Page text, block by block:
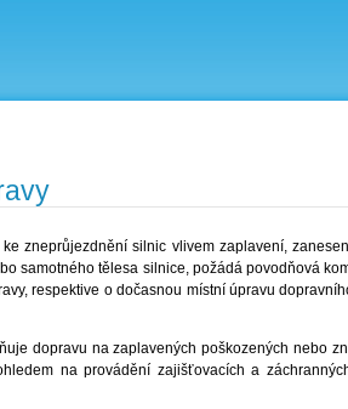
zneprůjezdnění silnic vlivem zaplavení,
samotného tělesa silnice, požádá povodňová
respektive o dočasnou místní úpravu
dopravu na zaplavených poškozených nebo
na provádění zajišťovacích a